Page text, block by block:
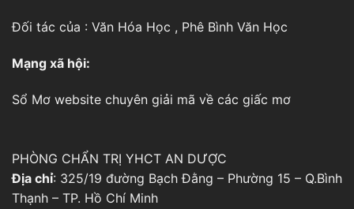
Đối tác của : Văn Hóa Học , Phê Bình Văn Học
Mạng xã hội:
Sổ Mơ website chuyên giải mã về các giấc mơ
PHÒNG CHẨN TRỊ YHCT AN DƯỢC
Địa chỉ: 325/19 đường Bạch Đằng – Phường 15 – Q.Bình
Thạnh – TP. Hồ Chí Minh